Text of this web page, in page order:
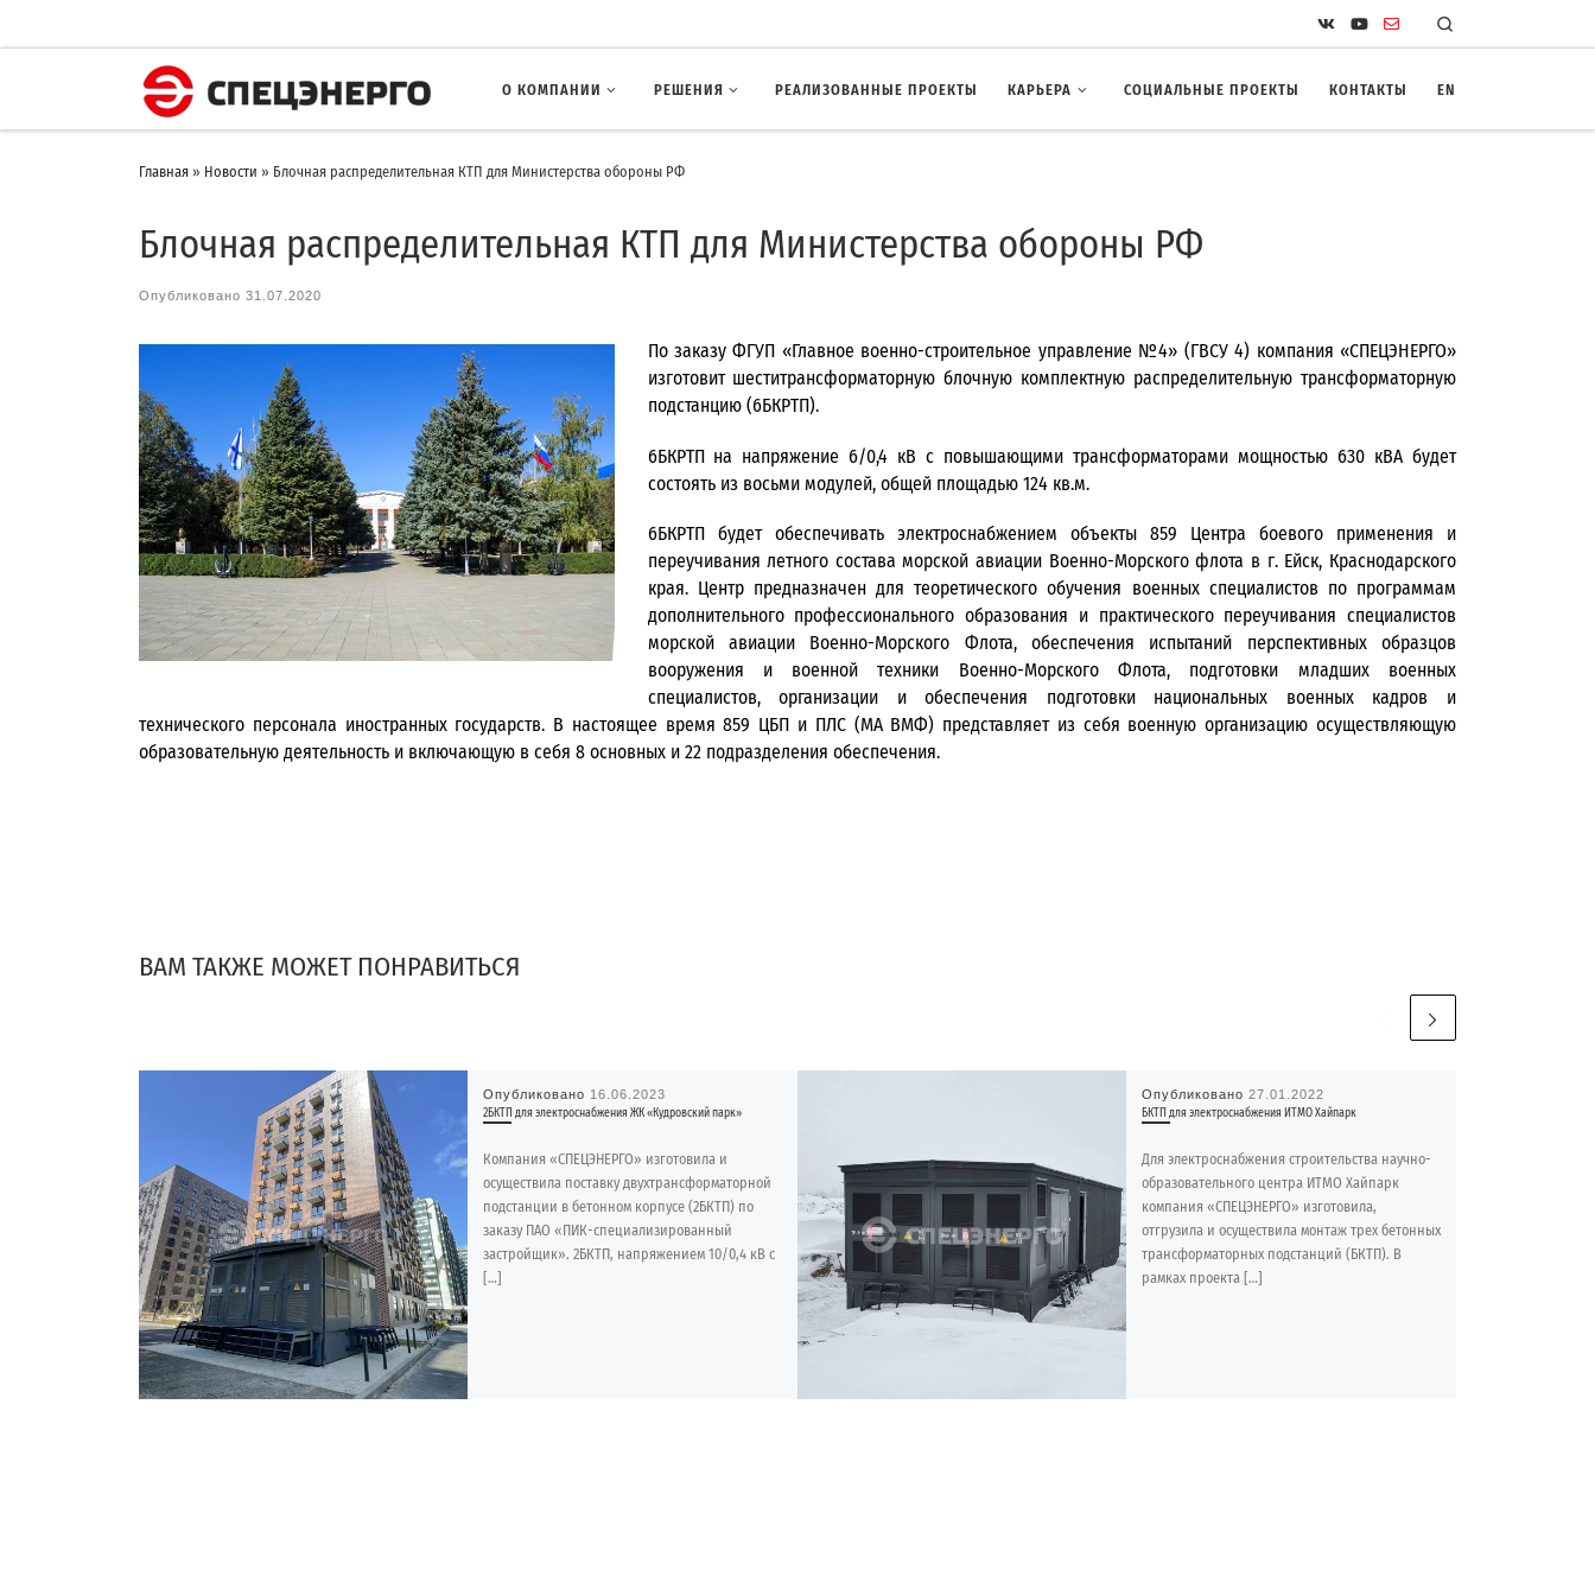
О КОМПАНИИ РЕШЕНИЯ РЕАЛИЗОВАННЫЕ ПРОЕКТЫ КАРЬЕРА СОЦИАЛЬНЫЕ ПРОЕКТЫ КОНТАКТЫ EN
Главная » Новости » Блочная распределительная КТП для Министерства обороны РФ
Блочная распределительная КТП для Министерства обороны РФ
Опубликовано 31.07.2020
По заказу ФГУП «Главное военно-строительное управление №4» (ГВСУ 4) компания «СПЕЦЭНЕРГО»
изготовит шеститрансформаторную блочную комплектную распределительную трансформаторную
подстанцию (6БКРТП).
6БКРТП на напряжение 6/0,4 кВ с повышающими трансформаторами мощностью 630 кВА будет
состоять из восьми модулей, общей площадью 124 кв.м.
6БКРТП будет обеспечивать электроснабжением объекты 859 Центра боевого применения и
переучивания летного состава морской авиации Военно-Морского флота в г. Ейск, Краснодарского
края. Центр предназначен для теоретического обучения военных специалистов по программам
дополнительного профессионального образования и практического переучивания специалистов
морской авиации Военно-Морского Флота, обеспечения испытаний перспективных образцов
вооружения и военной техники Военно-Морского Флота, подготовки младших военных
специалистов, организации и обеспечения подготовки национальных военных кадров и
технического персонала иностранных государств. В настоящее время 859 ЦБП и ПЛС (МА ВМФ) представляет из себя военную организацию осуществляющую
образовательную деятельность и включающую в себя 8 основных и 22 подразделения обеспечения.
ВАМ ТАКЖЕ МОЖЕТ ПОНРАВИТЬСЯ
Опубликовано 16.06.2023
2БКТП для электроснабжения ЖК «Кудровский парк»
Компания «СПЕЦЭНЕРГО» изготовила и
осуществила поставку двухтрансформаторной
подстанции в бетонном корпусе (2БКТП) по
заказу ПАО «ПИК-специализированный
застройщик». 2БКТП, напряжением 10/0,4 кВ с
[…]
Опубликовано 27.01.2022
БКТП для электроснабжения ИТМО Хайпарк
Для электроснабжения строительства научно-
образовательного центра ИТМО Хайпарк
компания «СПЕЦЭНЕРГО» изготовила,
отгрузила и осуществила монтаж трех бетонных
трансформаторных подстанций (БКТП). В
рамках проекта […]